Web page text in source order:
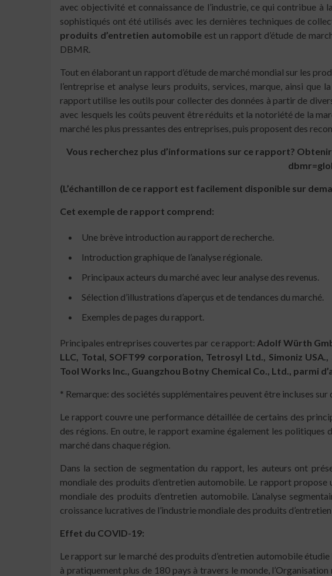
avec objectivité et connaissance de l’industrie, ce qui contribue
sophistiqués ont été utilisés avec les dernières techniques de
produits d’entretien automobile est un rapport d’étude de
DBMR.
Tout en élaborant un rapport d’étude de marché mondial sur les
l’entreprise et analyse leurs produits, services, marque, ainsi
rapport utilise les outils pour collecter des données à partir de
avec lesquels les coûts peuvent être réduits et la notoriété de la
marché les plus pressantes des entreprises, puis proposent des
Vous recherchez plus d’informations sur ce rapport? Obtenir
(L’échantillon de ce rapport est facilement disponible sur
Cet exemple de rapport comprend:
Une brève introduction au rapport de recherche.
Introduction graphique de l’analyse régionale.
Principaux acteurs du marché avec leur analyse des revenus.
Sélection d’illustrations d’aperçus et de tendances du marché.
Exemples de pages du rapport.
Principales entreprises couvertes par ce rapport: Adolf Würth
LLC, Total, SOFT99 corporation, Tetrosyl Ltd., Simoniz
Tool Works Inc., Guangzhou Botny Chemical Co., Ltd., parmi
* Remarque: des sociétés supplémentaires peuvent être incluses sur
Le rapport couvre une performance détaillée de certains des
des régions. En outre, le rapport examine également les
marché dans chaque région.
Dans la section de segmentation du rapport, les auteurs ont
mondiale des produits d’entretien automobile. Le rapport
mondiale des produits d’entretien automobile. L’analyse
croissance lucratives de l’industrie mondiale des produits
Effet du COVID-19:
Le rapport sur le marché des produits d’entretien automobile
à pratiquement plus de 180 pays à travers le monde,